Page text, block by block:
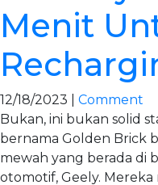
Menit
12/18/2023 | Comment
Bukan, ini bukan solid
bernama Golden Brick
mewah yang berada di
otomotif, Geely.